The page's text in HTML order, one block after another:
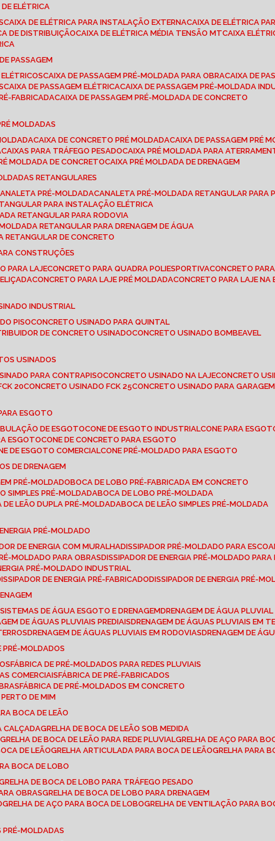
DE ELÉTRICA
CAIXA DE ELÉTRICA PARA INSTALAÇÃO EXTERNA CAIXA DE ELÉTRICA
DE DISTRIBUIÇÃO CAIXA DE ELÉTRICA MÉDIA TENSÃO MT CAIXA
DE PASSAGEM
ELÉTRICOS CAIXA DE PASSAGEM PRÉ-MOLDADA PARA OBRA CAIXA DE
CAIXA DE PASSAGEM ELÉTRICA CAIXA DE PASSAGEM PRÉ-MOLDADA
FABRICADA CAIXA DE PASSAGEM PRÉ-MOLDADA DE CONCRETO
MOLDADAS
CAIXA DE CONCRETO PRÉ MOLDADA CAIXA DE PASSAGEM PRÉ
CAIXAS PARA TRÁFEGO PESADO CAIXA PRÉ MOLDADA PARA
MOLDADA DE CONCRETO CAIXA PRÉ MOLDADA DE DRENAGEM
RETANGULARES
CANALETA PRÉ-MOLDADA CANALETA PRÉ-MOLDADA RETANGULAR PARA
PARA INSTALAÇÃO ELÉTRICA
RETANGULAR PARA RODOVIA
RETANGULAR PARA DRENAGEM DE ÁGUA
RETANGULAR DE CONCRETO
CONSTRUÇÕES
PARA LAJE CONCRETO PARA QUADRA POLIESPORTIVA CONCRETO
CONCRETO PARA LAJE PRÉ MOLDADA CONCRETO PARA LAJE NA
INDUSTRIAL
PISO
CONCRETO USINADO PARA QUINTAL
DE CONCRETO USINADO
CONCRETO USINADO BOMBEAVEL
USINADOS
PARA CONTRAPISO CONCRETO USINADO NA LAJE CONCRETO
20 CONCRETO USINADO FCK 25 CONCRETO USINADO PARA GARAGEM
ESGOTO
DE ESGOTO CONE DE ESGOTO INDUSTRIAL CONE PARA
ESGOTO CONE DE CONCRETO PARA ESGOTO
DE ESGOTO COMERCIAL
CONE PRÉ-MOLDADO PARA ESGOTO
DE DRENAGEM
PRÉ-MOLDADO
BOCA DE LOBO PRÉ-FABRICADA EM CONCRETO
SIMPLES PRÉ-MOLDADA BOCA DE LOBO PRÉ-MOLDADA
DE LEÃO DUPLA PRÉ-MOLDADA
BOCA DE LEÃO SIMPLES PRÉ-MOLDADA
ENERGIA PRÉ-MOLDADO
DE ENERGIA COM MURALHA DISSIPADOR PRÉ-MOLDADO PARA
MOLDADO PARA OBRAS
DISSIPADOR DE ENERGIA PRÉ-MOLDADO PARA
PRÉ-MOLDADO INDUSTRIAL
DISSIPADOR DE ENERGIA PRÉ-FABRICADO DISSIPADOR DE ENERGIA PRÉ-
SISTEMAS DE ÁGUA ESGOTO E DRENAGEM DRENAGEM DE ÁGUA PLUVIAL
DE ÁGUAS PLUVIAIS PREDIAIS
DRENAGEM DE ÁGUAS PLUVIAIS EM
DRENAGEM DE ÁGUAS PLUVIAIS EM RODOVIAS DRENAGEM DE
PRÉ-MOLDADOS
FÁBRICA DE PRÉ-MOLDADOS PARA REDES PLUVIAIS
COMERCIAIS FÁBRICA DE PRÉ-FABRICADOS
FÁBRICA DE PRÉ-MOLDADOS EM CONCRETO
DE MIM
BOCA DE LEÃO
CALÇADA
GRELHA DE BOCA DE LEÃO SOB MEDIDA
GRELHA DE BOCA DE LEÃO PARA REDE PLUVIAL
GRELHA DE AÇO PARA
DE LEÃO GRELHA ARTICULADA PARA BOCA DE LEÃO
GRELHA PARA
BOCA DE LOBO
GRELHA DE BOCA DE LOBO PARA TRÁFEGO PESADO
OBRAS
GRELHA DE BOCA DE LOBO PARA DRENAGEM
GRELHA DE AÇO PARA BOCA DE LOBO
GRELHA DE VENTILAÇÃO PARA
PRÉ-MOLDADAS